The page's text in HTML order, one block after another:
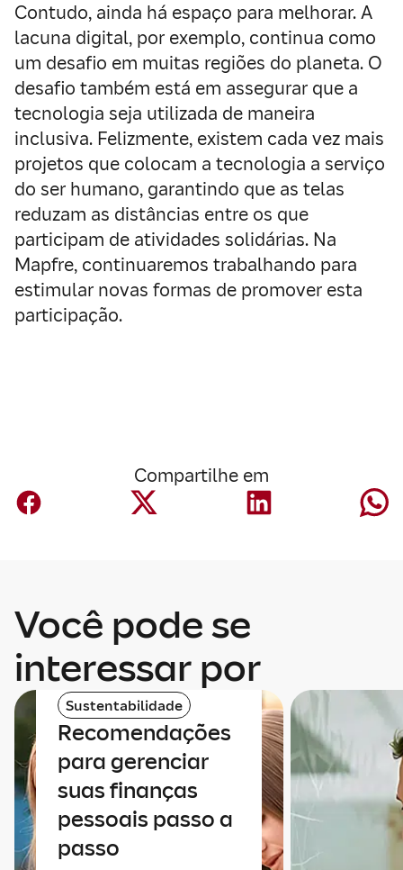
Contudo, ainda há espaço para melhorar. A
lacuna digital, por exemplo, continua como
um desafio em muitas regiões do planeta. O
desafio também está em assegurar que a
tecnologia seja utilizada de maneira
inclusiva. Felizmente, existem cada vez mais
projetos que colocam a tecnologia a serviço
do ser humano, garantindo que as telas
reduzam as distâncias entre os que
participam de atividades solidárias. Na
Mapfre, continuaremos trabalhando para
estimular novas formas de promover esta
participação.
Compartilhe em
Você pode se
interessar por
Sustentabilidade
Recomendações
para gerenciar
suas finanças
pessoais passo a
passo